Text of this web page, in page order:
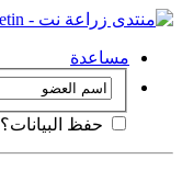
مساعدة
حفظ البيانات؟